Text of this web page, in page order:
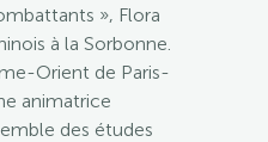
», Flora
à la Sorbonne.
Orient de Paris-
animatrice
des études